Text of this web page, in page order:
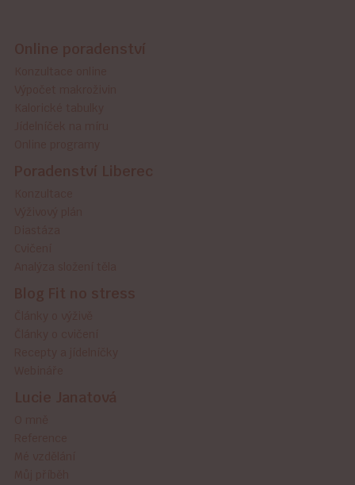
Online poradenství
Poradenství Liberec
Blog Fit no stress
Lucie Janatová